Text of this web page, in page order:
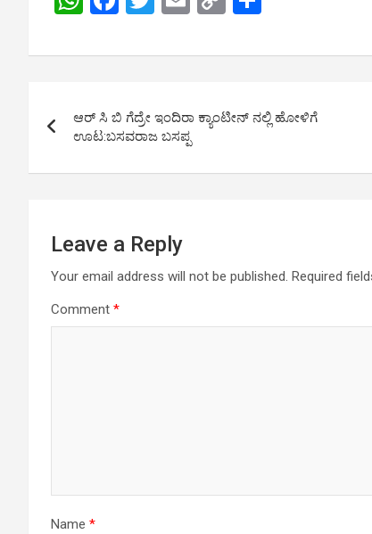
at
A
p
p
ce
o
o
k
tt ail py
n
ar
navigation
ಆರ್ ಸಿ ಬಿ ಗೆದ್ರೇ ಇಂದಿರಾ ಕ್ಯಾಂಟೀನ್ ನಲ್ಲಿ ಹೋಳಿಗೆ
ಊಟ:ಬಸವರಾಜ ಬಸಪ್ಪ
Leave a Reply
Your email address will not be published. Required
Comment *
Name *